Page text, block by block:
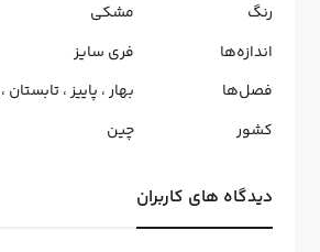
رنگ
مشکی
اندازه‌ها
فری سایز
فصل‌ها
بهار، پاییز،تابستان ،
کشور
چین
دیدگاه های کاربران